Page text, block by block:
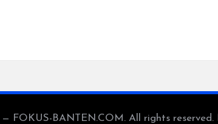
FOKUS-BANTEN.COM. All rights reserved.